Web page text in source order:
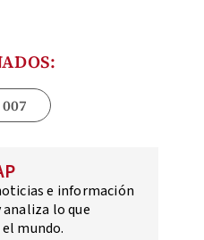
007
e información
analiza lo que
mundo.